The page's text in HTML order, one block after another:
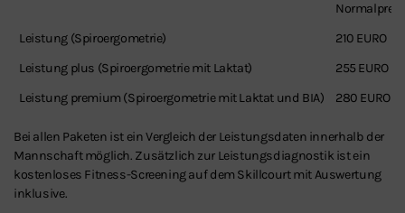
Normalpreis
Leistung (Spiroergometrie)
210 EURO
Leistung plus (Spiroergometrie mit Laktat)
255 EURO
Leistung premium (Spiroergometrie mit Laktat und BIA)
280 EURO
Bei allen Paketen ist ein Vergleich der Leistungsdaten innerhalb der
Mannschaft möglich. Zusätzlich zur Leistungsdiagnostik ist ein
kostenloses Fitness-Screening auf dem Skillcourt mit Auswertung
inklusive.